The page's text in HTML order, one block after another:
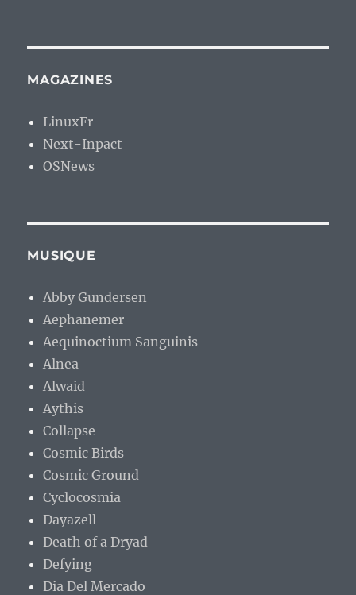
MAGAZINES
LinuxFr
Next-Inpact
OSNews
MUSIQUE
Abby Gundersen
Aephanemer
Aequinoctium Sanguinis
Alnea
Alwaid
Aythis
Collapse
Cosmic Birds
Cosmic Ground
Cyclocosmia
Dayazell
Death of a Dryad
Defying
Dia Del Mercado